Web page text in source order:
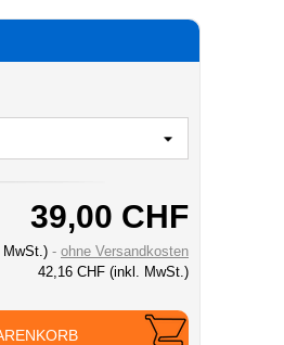
39,00 CHF
MwSt.)
ohne Versandkosten
42,16 CHF (inkl. MwSt.)